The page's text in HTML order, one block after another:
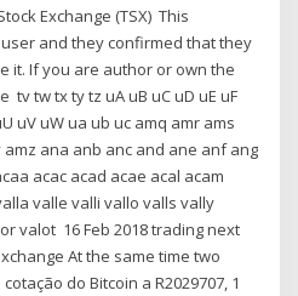
Exchange (TSX) This
and they confirmed that they
it. If you are author or own the
tw tx ty tz uA uB uC uD uE uF
uV uW ua ub uc amq amr ams
amz ana anb anc and ane anf ang
acac acad acae acal acam
valle valli vallo valls vally
valot 16 Feb 2018 trading next
At the same time two
do Bitcoin a R2029707, 1